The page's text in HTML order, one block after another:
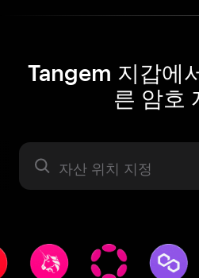
Tangem 지갑에
른 암호
자산 라벨